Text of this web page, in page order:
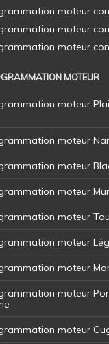
MOTEUR
moteur
moteur
moteur
moteur
moteur
moteur
moteur
moteur
moteur
moteur
moteur
moteur